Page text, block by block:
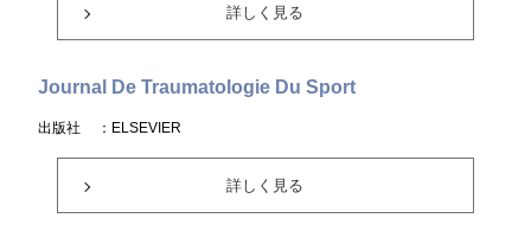
詳しく見る
Journal De Traumatologie Du Sport
出版社 ：ELSEVIER
詳しく見る